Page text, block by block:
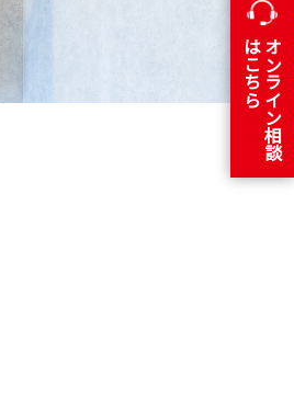
オンライン相談
はこちら